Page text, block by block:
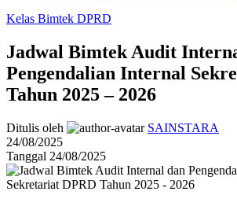
Kelas Bimtek DPRD
Jadwal Bimtek Audit
Pengendalian Internal
Tahun 2025 – 2026
Ditulis oleh
SAINSTARA
24/08/2025
Tanggal 24/08/2025